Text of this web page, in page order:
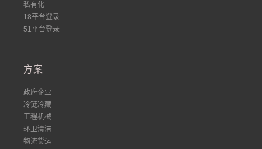
私有化
18平台登录
51平台登录
方案
政府企业
冷链冷藏
工程机械
环卫清洁
物流货运